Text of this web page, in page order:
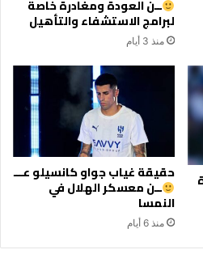
ــن العودة ومغادرة خاصة
لبرامج الاستشفاء والتأهيل
منذ 3 أيام
حقيقة غياب جواو كانسيلو عـــ
ــن معسكر الهلال في
النمسا
منذ 6 أيام